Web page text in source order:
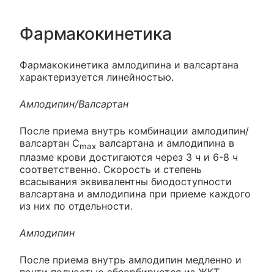
Фармакокинетика
Фармакокинетика амлодипина и валсартана
характеризуется линейностью.
Амлодипин/Валсартан
После приема внутрь комбинации амлодипин/
валсартан Cmax валсартана и амлодипина в
плазме крови достигаются через 3 ч и 6-8 ч
соответственно. Скорость и степень
всасывания эквивалентны биодоступности
валсартана и амлодипина при приеме каждого
из них по отдельности.
Амлодипин
После приема внутрь амлодипин медленно и